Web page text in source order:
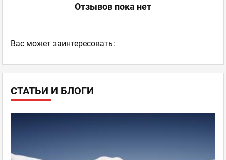
СТАТЬИ И БЛОГИ
Отзывов пока нет
Ваc может заинтересовать: